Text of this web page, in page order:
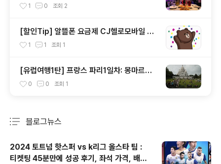
연말파티
1 0 조회 2
[할인Tip] 알뜰폰 요금제 CJ헬로모바일 33
000 무제한 대란
1 1 조회 1
[유럽여행1탄] 프랑스 파리1일차: 몽마르뜨
언덕-스크레퀘르대성당-퐁피드센터&광장
0 0 조회 1
블로그뉴스
2024 토트넘 핫스퍼 vs k리그 올스타 팀 :
티켓팅 45분만에 성공 후기, 좌석 가격, 배치